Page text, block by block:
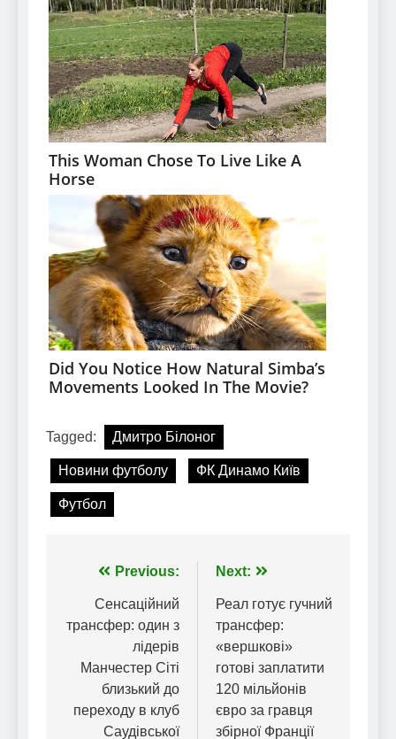
Tagged: Дмитро Білоног
Новини футболу ФК Динамо Київ
Футбол
Навігація
записів
Previous:
Сенсаційний
трансфер: один з
лідерів
Манчестер Сіті
близький до
переходу в клуб
Саудівської
Next:
Реал готує гучний
трансфер:
«вершкові»
готові заплатити
120 мільйонів
євро за гравця
збірної Франції